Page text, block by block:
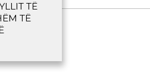
TË
TË